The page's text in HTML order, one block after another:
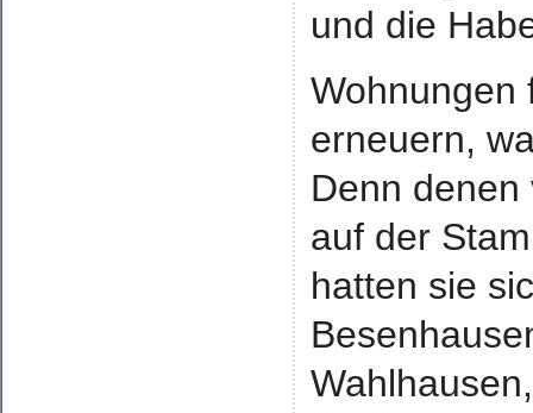
und die
Wohnungen
erneuern,
Denn
auf der
hatten sie